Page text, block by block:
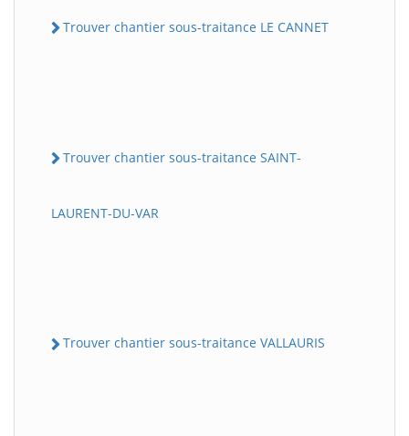
Trouver chantier sous-traitance LE CANNET
Trouver chantier sous-traitance SAINT-
LAURENT-DU-VAR
Trouver chantier sous-traitance VALLAURIS